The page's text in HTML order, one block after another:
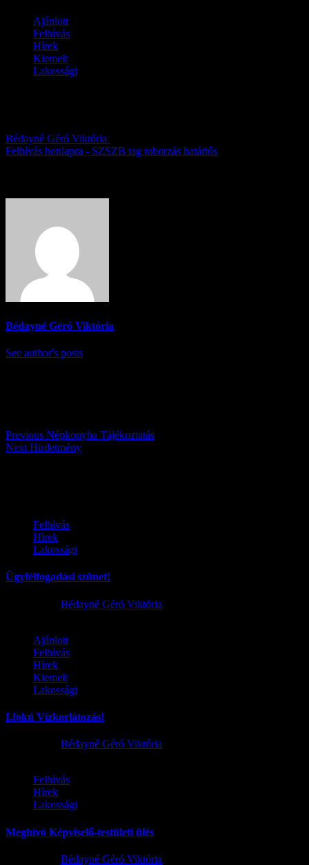
Ajánlott
Felhívás
Hírek
Kiemelt
Lakossági
Bédayné Géró Viktória
Felhívás honlapra - SZSZB tag toborzás határiős
Bédayné Géró Viktória
See author's posts
Previous Népkonyha Tájékoztatás
Next Hirdetmény
Felhívás
Hírek
Lakossági
Ügyfélfogadási szünet!
Bédayné Géró Viktória
Ajánlott
Felhívás
Hírek
Kiemelt
Lakossági
I.fokú Vízkorlátozás!
Bédayné Géró Viktória
Felhívás
Hírek
Lakossági
Meghívó Képviselő-testületi ülés
Bédayné Géró Viktória